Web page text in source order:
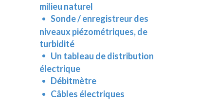
milieu naturel
Sonde / enregistreur des
niveaux piézométriques, de
turbidité
Un tableau de distribution
électrique
Débitmètre
Câbles électriques